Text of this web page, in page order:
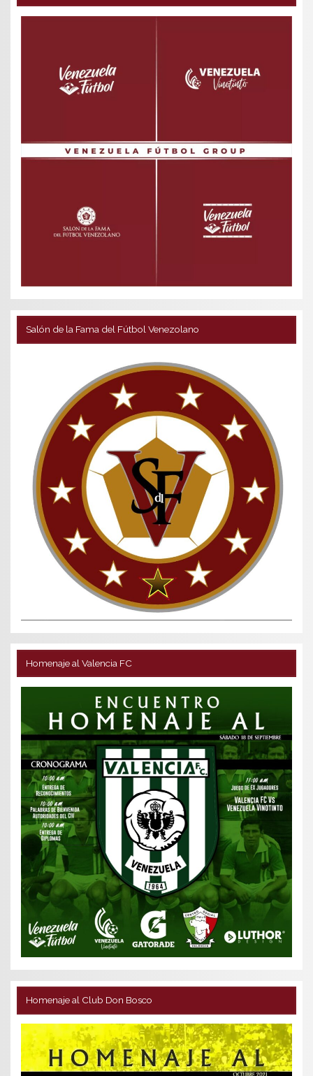
Salón de la Fama del Fútbol Venezolano
Homenaje al Valencia FC
Homenaje al Club Don Bosco